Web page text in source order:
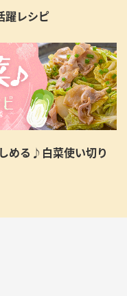
躍レシピ
める♪白菜使い切り